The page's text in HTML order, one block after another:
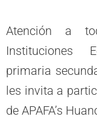
Atención a
Instituciones
primaria
les invita a
de APAFA’s